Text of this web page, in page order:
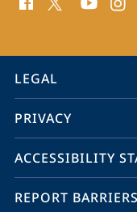
media
information
service
navigation
LEGAL
PRIVACY
ACCESSIBILITY
REPORT BARRIERS